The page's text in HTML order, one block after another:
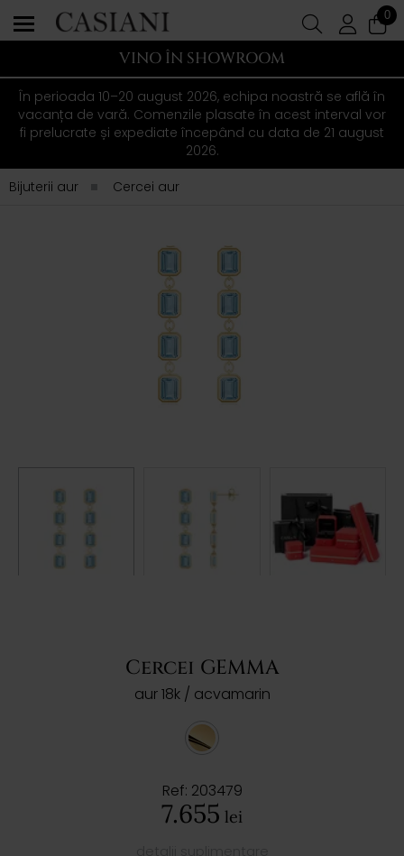
0
VINO ÎN SHOWROOM
În perioada 10–20 august 2026, echipa noastră se află în
vacanța de vară. Comenzile plasate în acest interval vor
fi prelucrate și expediate începând cu data de 21 august
2026.
Bijuterii aur
Cercei aur
Cercei GEMMA
aur 18k / acvamarin
Ref: 203479
7.655 lei